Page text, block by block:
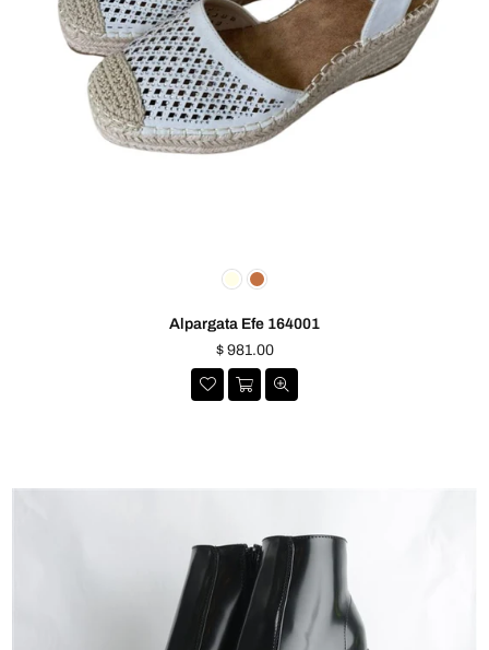
Alpargata Efe 164001
Precio
habitual
$ 981.00